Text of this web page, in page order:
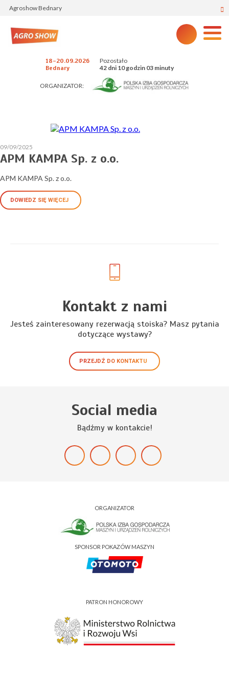
Agroshow Bednary
18-20.09.2026
Bednary
Pozostało
42 dni 10 godzin 03 minuty
ORGANIZATOR:
09/09/2025
APM KAMPA Sp. z o.o.
APM KAMPA Sp. z o.o.
DOWIEDZ SIĘ WIĘCEJ
Kontakt z nami
Jesteś zainteresowany rezerwacją stoiska? Masz pytania
dotyczące wystawy?
PRZEJDŹ DO KONTAKTU
Social media
Bądźmy w kontakcie!
ORGANIZATOR
SPONSOR POKAZÓW MASZYN
PATRON HONOROWY